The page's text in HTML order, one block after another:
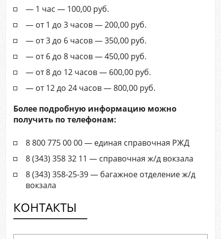
— 1 час — 100,00 руб.
— от 1 до 3 часов — 200,00 руб.
— от 3 до 6 часов — 350,00 руб.
— от 6 до 8 часов — 450,00 руб.
— от 8 до 12 часов — 600,00 руб.
— от 12 до 24 часов — 800,00 руб.
Более подробную информацию можно
получить по телефонам:
8 800 775 00 00 — единая справочная РЖД
8 (343) 358 32 11 — справочная ж/д вокзала
8 (343) 358-25-39 — багажное отделение ж/д
вокзала
КОНТАКТЫ